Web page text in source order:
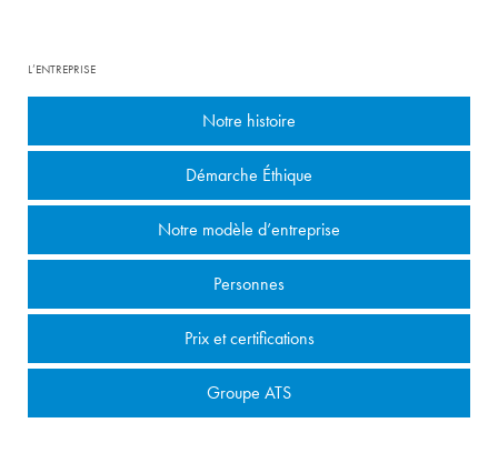
L’ENTREPRISE
Notre histoire
Démarche Éthique
Notre modèle d’entreprise
Personnes
Prix et certifications
Groupe ATS